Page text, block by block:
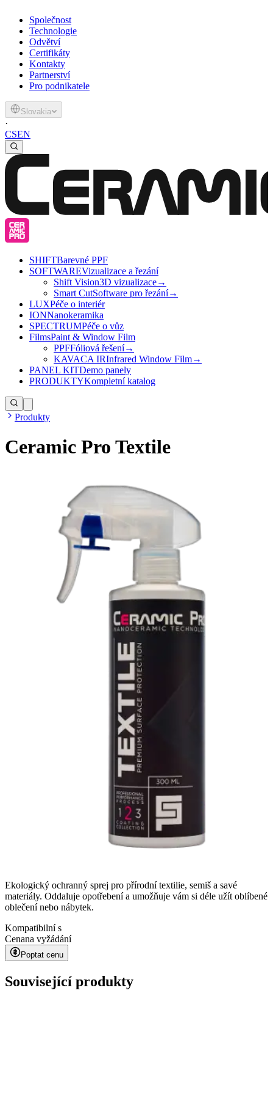
Společnost
Technologie
Odvětví
Certifikáty
Kontakty
Partnerství
Pro podnikatele
Slovakia
·
CSEN
SHIFTBarevné PPF
SOFTWAREVizualizace a řezání
Shift Vision3D vizualizace→
Smart CutSoftware pro řezání→
LUXPéče o interiér
IONNanokeramika
SPECTRUMPéče o vůz
FilmsPaint & Window Film
PPFFóliová řešení→
KAVACA IRInfrared Window Film→
PANEL KITDemo panely
PRODUKTYKompletní katalog
Produkty
Ceramic Pro Textile
Ekologický ochranný sprej pro přírodní textilie, semiš a savé
materiály. Oddaluje opotřebení a umožňuje vám si déle užít oblíbené
oblečení nebo nábytek.
Kompatibilní s
Cenana vyžádání
Poptat cenu
Související produkty